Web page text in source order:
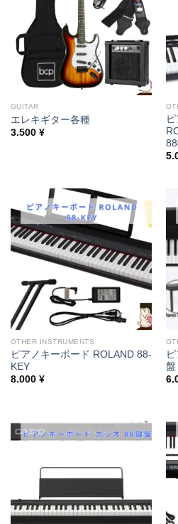
GUITAR
エレキギター各種
3.500 ¥
OTHER INSTRUMENTS
ピアノキーボード ROLAND 88-
KEY
8.000 ¥
盤